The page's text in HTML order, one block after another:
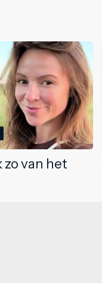
zo van het